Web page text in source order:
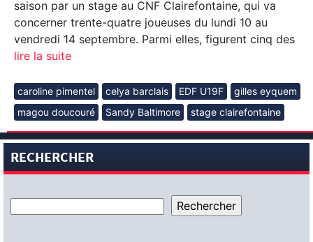
saison par un stage au CNF Clairefontaine, qui va
concerner trente-quatre joueuses du lundi 10 au
vendredi 14 septembre. Parmi elles, figurent cinq des
lire la suite
caroline pimentel celya barclais EDF U19F
gilles eyquem
magou doucouré
Sandy Baltimore stage clairefontaine
RECHERCHER